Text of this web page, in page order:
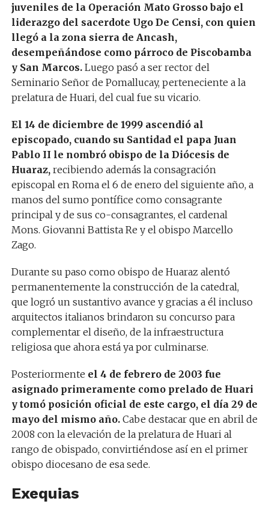
juveniles de la Operación Mato Grosso bajo el
liderazgo del sacerdote Ugo De Censi, con quien
llegó a la zona sierra de Ancash,
desempeñándose como párroco de Piscobamba
y San Marcos. Luego pasó a ser rector del
Seminario Señor de Pomallucay, perteneciente a la
prelatura de Huari, del cual fue su vicario.
El 14 de diciembre de 1999 ascendió al
episcopado, cuando su Santidad el papa Juan
Pablo II le nombró obispo de la Diócesis de
Huaraz, recibiendo además la consagración
episcopal en Roma el 6 de enero del siguiente año, a
manos del sumo pontífice como consagrante
principal y de sus co-consagrantes, el cardenal
Mons. Giovanni Battista Re y el obispo Marcello
Zago.
Durante su paso como obispo de Huaraz alentó
permanentemente la construcción de la catedral,
que logró un sustantivo avance y gracias a él incluso
arquitectos italianos brindaron su concurso para
complementar el diseño, de la infraestructura
religiosa que ahora está ya por culminarse.
Posteriormente el 4 de febrero de 2003 fue
asignado primeramente como prelado de Huari
y tomó posición oficial de este cargo, el día 29 de
mayo del mismo año.Cabe destacar que en abril de
2008 con la elevación de la prelatura de Huari al
rango de obispado, convirtiéndose así en el primer
obispo diocesano de esa sede.
Exequias